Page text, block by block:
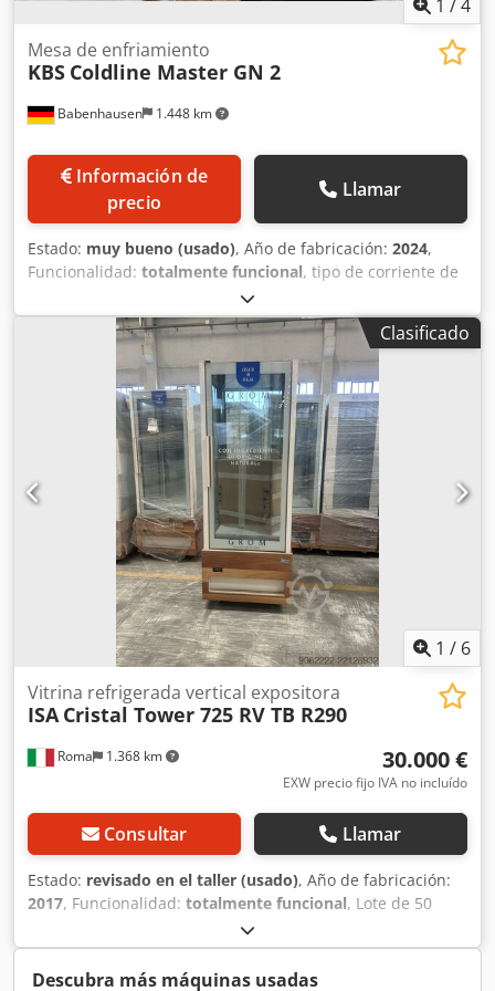
1 /4
Babenhausen 1.448 km
Mesa de enfriamiento
KBS Coldline Master GN 2
Información de
precio
Llamar
Estado: muy bueno (usado), Año de fabricación: 2024,
Funcionalidad: totalmente funcional, tipo de corriente de
Aire acondicionado, tensión de entrada:
temperatura ambiente (mín.):15 °C, fusible eléctrico:10 A,
frecuencia de entrada:50 Hz, temperatura ambiente
38 °C, longitud total:680 mm , ancho total:
, tipo de refrigeración:aire, Mesa refrigerada Coldline
Master GN 2 para uso rápido y flexible Modelo: TS13/1M-
760 Construcción en acero inoxidable Rango de
refrigeración: de -2 a +8°C, regulable Refrigeración por
aire forzado El equipo está listo para conectar, con 2
puertas Conexión: 230V Dimensiones: 1300 x 680 x 860 mm
(AnxFxAl) Dkodpjykibdofx Ai Ijr Equipo de segunda mano
Opciones: Parrillas / bandejas Par de guías de soporte
Contrato de mantenimiento Paquete de servicio Servicio de
entrega Puesta en marcha con formación ¡Disponemos de
muchos otros equipos de refrigeración!
Clasificado
1 / 6
Roma 1.368 km
Vitrina refrigerada vertical expositora
ISA Cristal Tower 725 RV TB R290
30.000 €
EXW precio fijo IVA no incluído
Consultar Llamar
Estado: revisado en el taller (usado), Año de fabricación:
2017, Funcionalidad: totalmente funcional, Lote de 50
vitrinas refrigeradas ISA Cristal Tower 725 RV TB R290:
excedente de stock de Unilever/GROM. Desde 600 € por
unidad. Activos corporativos con certificación individual
Descubra más máquinas usadas